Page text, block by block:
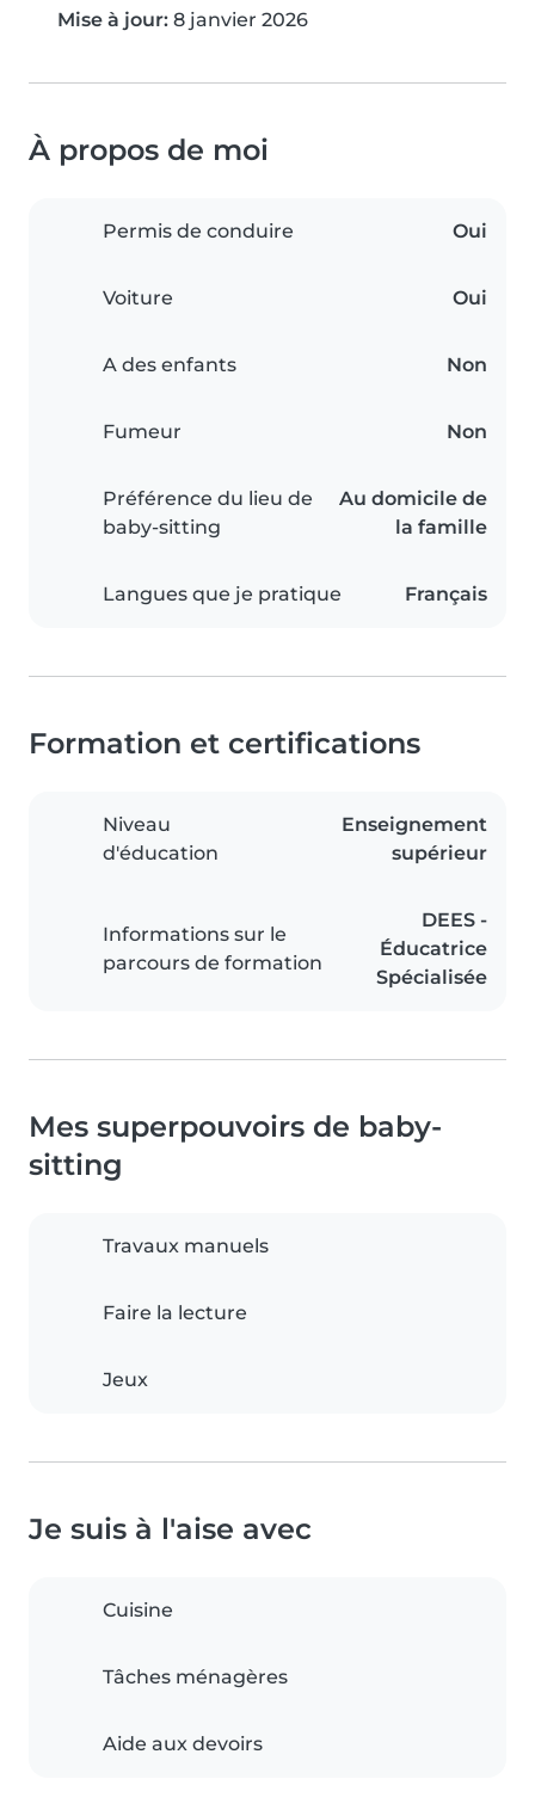
Mise à jour: 8 janvier 2026
À propos de moi
Permis de conduire Oui
Voiture Oui
A des enfants Non
Fumeur Non
Préférence du lieu de
baby-sitting
Au domicile de
la famille
Langues que je pratique Français
Formation et certifications
Niveau
d'éducation
Enseignement
supérieur
Informations sur le
parcours de formation
DEES -
Éducatrice
Spécialisée
Mes superpouvoirs de baby-
sitting
Travaux manuels
Faire la lecture
Jeux
Je suis à l'aise avec
Cuisine
Tâches ménagères
Aide aux devoirs